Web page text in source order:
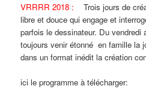
VRRRR 2018 :
Trois jours de
libre et douce qui engage et
parfois le dessinateur. Du vendredi
toujours venir étonné en famille la
dans un format inédit la création
ici le programme à télécharger: